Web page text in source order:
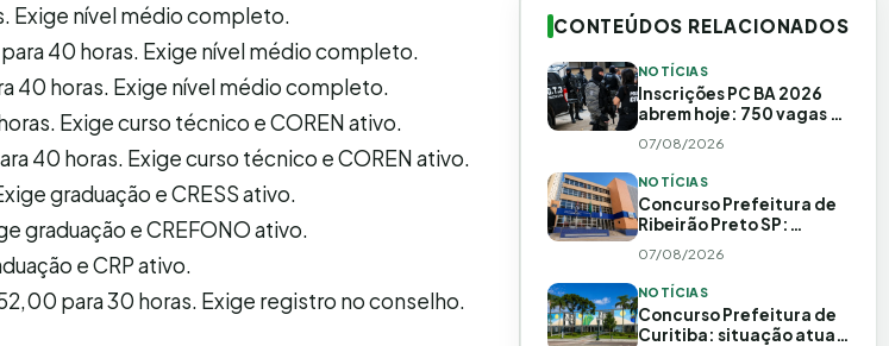
Exige nível médio completo.
para 40 horas. Exige nível médio completo.
40 horas. Exige nível médio completo.
Exige curso técnico e COREN ativo.
40 horas. Exige curso técnico e COREN ativo.
graduação e CRESS ativo.
graduação e CREFONO ativo.
e CRP ativo.
para 30 horas. Exige registro no conselho.
CONTEÚDOS RELACIONADOS
NOTÍCIAS
Inscrições PC BA 2026
abrem hoje: 750 vagas e
07/08/2026
NOTÍCIAS
Concurso Prefeitura de
Ribeirão Preto SP:
histórico
07/08/2026
NOTÍCIAS
Concurso Prefeitura de
Curitiba: situação atual,